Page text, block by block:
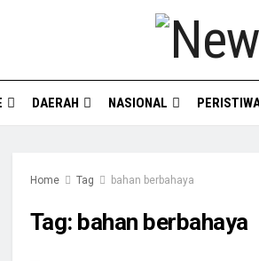
DAERAH NASIONAL
Home Tag bahan berbahaya
Tag: bahan berbahaya